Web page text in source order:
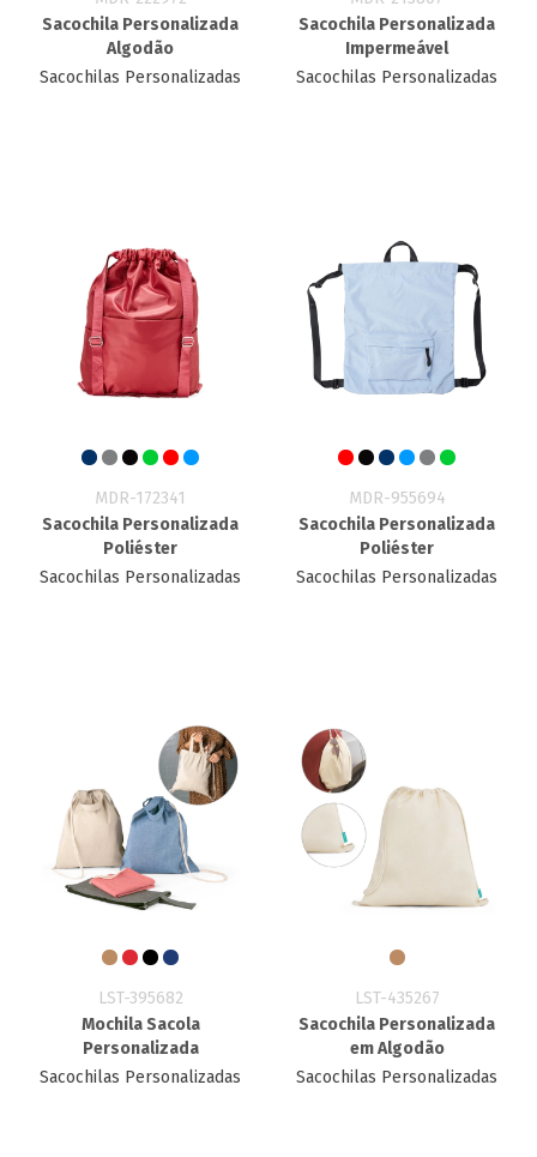
Sacochila Personalizada
Algodão
Sacochilas Personalizadas
Sacochila Personalizada
Impermeável
Sacochilas Personalizadas
MDR-172341
Sacochila Personalizada
Poliéster
Sacochilas Personalizadas
MDR-955694
Sacochila Personalizada
Poliéster
Sacochilas Personalizadas
LST-395682
Mochila Sacola
Personalizada
Sacochilas Personalizadas
LST-435267
Sacochila Personalizada
em Algodão
Sacochilas Personalizadas